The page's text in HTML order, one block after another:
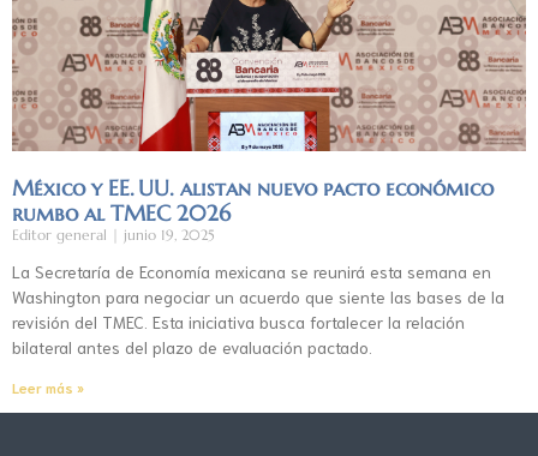
México y EE. UU. alistan nuevo pacto económico
rumbo al TMEC 2026
Editor general junio 19, 2025
La Secretaría de Economía mexicana se reunirá esta semana en
Washington para negociar un acuerdo que siente las bases de la
revisión del TMEC. Esta iniciativa busca fortalecer la relación
bilateral antes del plazo de evaluación pactado.
Leer más »